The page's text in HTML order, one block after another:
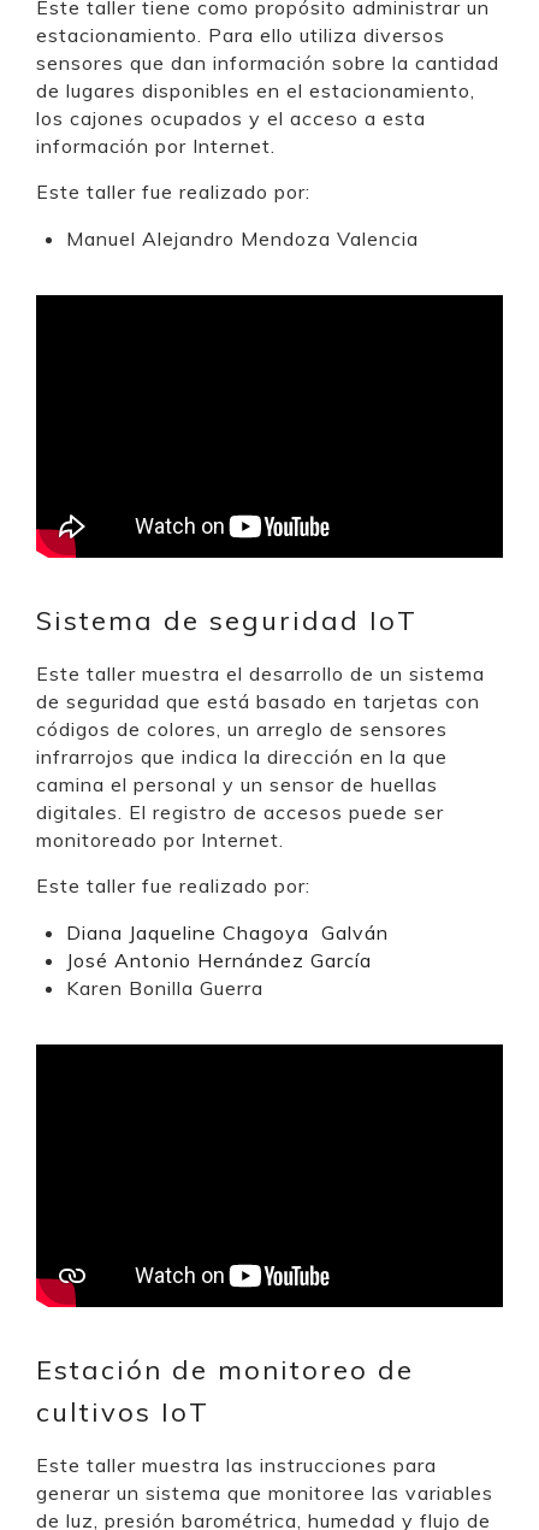
Este taller tiene como propósito administrar un
estacionamiento. Para ello utiliza diversos
sensores que dan información sobre la cantidad
de lugares disponibles en el estacionamiento,
los cajones ocupados y el acceso a esta
información por Internet.
Este taller fue realizado por:
Manuel Alejandro Mendoza Valencia
Sistema de seguridad IoT
Este taller muestra el desarrollo de un sistema
de seguridad que está basado en tarjetas con
códigos de colores, un arreglo de sensores
infrarrojos que indica la dirección en la que
camina el personal y un sensor de huellas
digitales. El registro de accesos puede ser
monitoreado por Internet.
Este taller fue realizado por:
Diana Jaqueline Chagoya Galván
José Antonio Hernández García
Karen Bonilla Guerra
Estación de monitoreo de
cultivos IoT
Este taller muestra las instrucciones para
generar un sistema que monitoree las variables
de luz, presión barométrica, humedad y flujo de